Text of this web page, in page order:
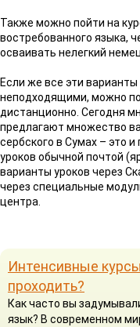
Также можно пойти на
востребованного языка,
осваивать нелегкий
Если же все эти
неподходящими, можно
дистанционно. Сегодня
предлагают множество
сербского в Сумах – это
уроков обычной почтой
варианты уроков через
через специальные
центра.
Интенсивные
проходить?
Как часто вы
язык? В современном